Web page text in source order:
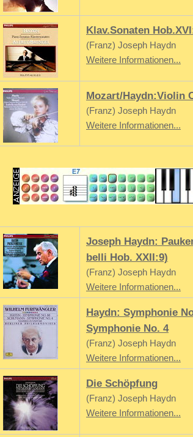
Klav.Sonaten
(Franz) Joseph Haydn
Weitere Informationen...
Mozart/Haydn:Violin
(Franz) Joseph Haydn
Weitere Informationen...
Joseph Haydn:
belli Hob. XXII:9)
(Franz) Joseph Haydn
Weitere Informationen...
Haydn: Symphonie
Symphonie No. 4
(Franz) Joseph Haydn
Weitere Informationen...
Die Schöpfung
(Franz) Joseph Haydn
Weitere Informationen...